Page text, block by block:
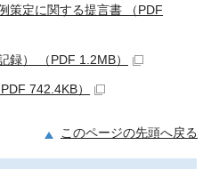
策定に関する提言書 （PDF
録） （PDF 1.2MB）
742.4KB）
このページの先頭へ戻る